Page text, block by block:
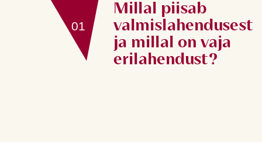
01
Millal piisab
valmislahendusest
ja millal on vaja
erilahendust?